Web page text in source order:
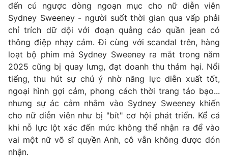
Cơ quan chủ quản:Đài Truyền hình Việt Nam
Cơ quan báo chí:Thời báo VTV
Giấy phép hoạt động báo in và báo điện tử số 483/GP-BTTTT
cấp ngày 29/12/2023
Tổng Biên tập:Vũ Thanh Thủy
Phó Tổng Biên tập:Nguyễn Thị Mỹ Hạnh, Phạm Quốc Thắng,
Nguyễn Trọng Ninh
Tổng đài VTV:024.38 355 931 - 024.38 355 932
Ðiện thoại Thời báo VTV:024.66 897 897
Email:toasoan@vtv.vn
Liên hệ quảng cáo: 024-7300.7108
đến cú ngược dòng ngoạn mục cho nữ diễn viên
Sydney Sweeney - người suốt thời gian qua vấp phải
chỉ trích dữ dội với đoạn quảng cáo quần jean có
thông điệp nhạy cảm. Đi cùng với scandal trên, hàng
loạt bộ phim mà Sydney Sweeney ra mắt trong năm
2025 cũng bị quay lưng, đạt doanh thu thảm hại. Nổi
tiếng, thu hút sự chú ý nhờ năng lực diễn xuất tốt,
ngoại hình gợi cảm, phong cách thời trang táo bạo...
nhưng sự ác cảm nhắm vào Sydney Sweeney khiến
cho nữ diễn viên như bị "bít" cơ hội phát triển. Kể cả
khi nỗ lực lột xác đến mức không thể nhận ra để vào
vai một nữ võ sĩ quyền Anh, cô vẫn không được đón
nhận.